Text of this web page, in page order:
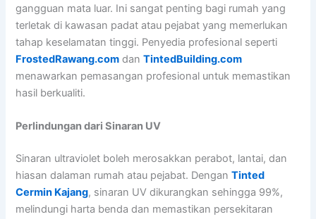
gangguan mata luar. Ini sangat penting bagi rumah yang
terletak di kawasan padat atau pejabat yang memerlukan
tahap keselamatan tinggi. Penyedia profesional seperti
FrostedRawang.com danTintedBuilding.com
menawarkan pemasangan profesional untuk memastikan
hasil berkualiti.
Perlindungan dari Sinaran UV
Sinaran ultraviolet boleh merosakkan perabot, lantai, dan
hiasan dalaman rumah atau pejabat. DenganTinted
Cermin Kajang, sinaran UV dikurangkan sehingga 99%,
melindungi harta benda dan memastikan persekitaran